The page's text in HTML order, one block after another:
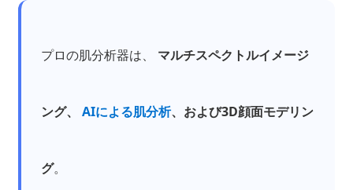
プロの肌分析器は、 マルチスペクトルイメージ
ング、 AIによる肌分析、および3D顔面モデリン
グ。